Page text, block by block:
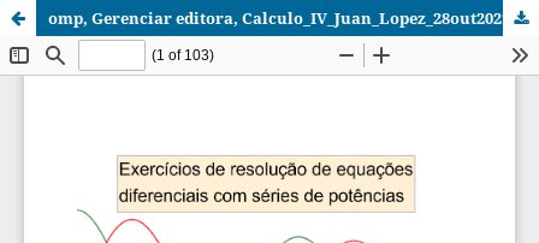
omp, Gerenciar editora, Calculo_IV_Juan_Lopez_28out2021.pdf